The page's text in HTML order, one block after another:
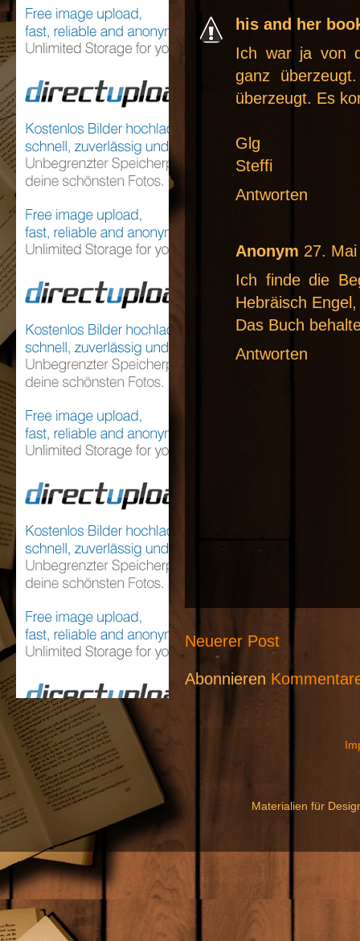
his and her
Ich war ja von
ganz
überzeugt. Es
Glg
Steffi
Antworten
Anonym 27.
Ich finde die
Hebräisch
Das Buch
Antworten
Neuerer Post
Abonnieren
Materialien für